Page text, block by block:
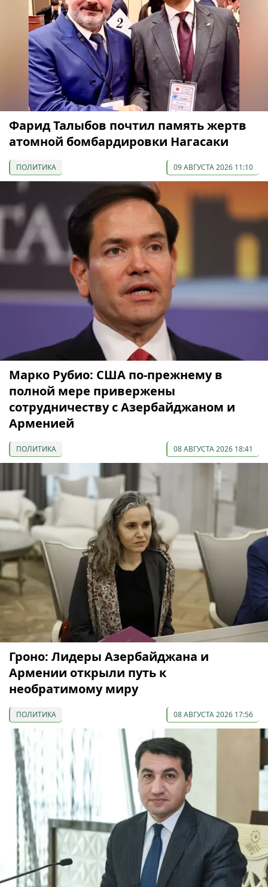
Фарид Талыбов почтил память жертв
атомной бомбардировки Нагасаки
ПОЛИТИКА 09 АВГУСТА 2026 11:10
Марко Рубио: США по-прежнему в
полной мере привержены
сотрудничеству с Азербайджаном и
Арменией
ПОЛИТИКА 08 АВГУСТА 2026 18:41
Гроно: Лидеры Азербайджана и
Армении открыли путь к
необратимому миру
ПОЛИТИКА 08 АВГУСТА 2026 17:56